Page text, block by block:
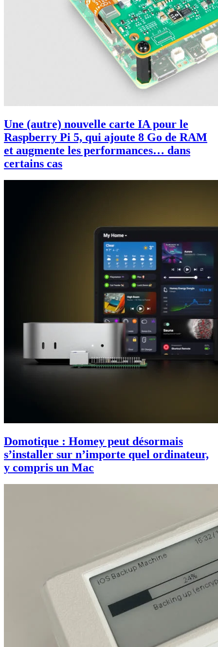
Une (autre) nouvelle carte IA pour le
Raspberry Pi 5, qui ajoute 8 Go de RAM
et augmente les performances… dans
certains cas
Domotique : Homey peut désormais
s’installer sur n’importe quel ordinateur,
y compris un Mac